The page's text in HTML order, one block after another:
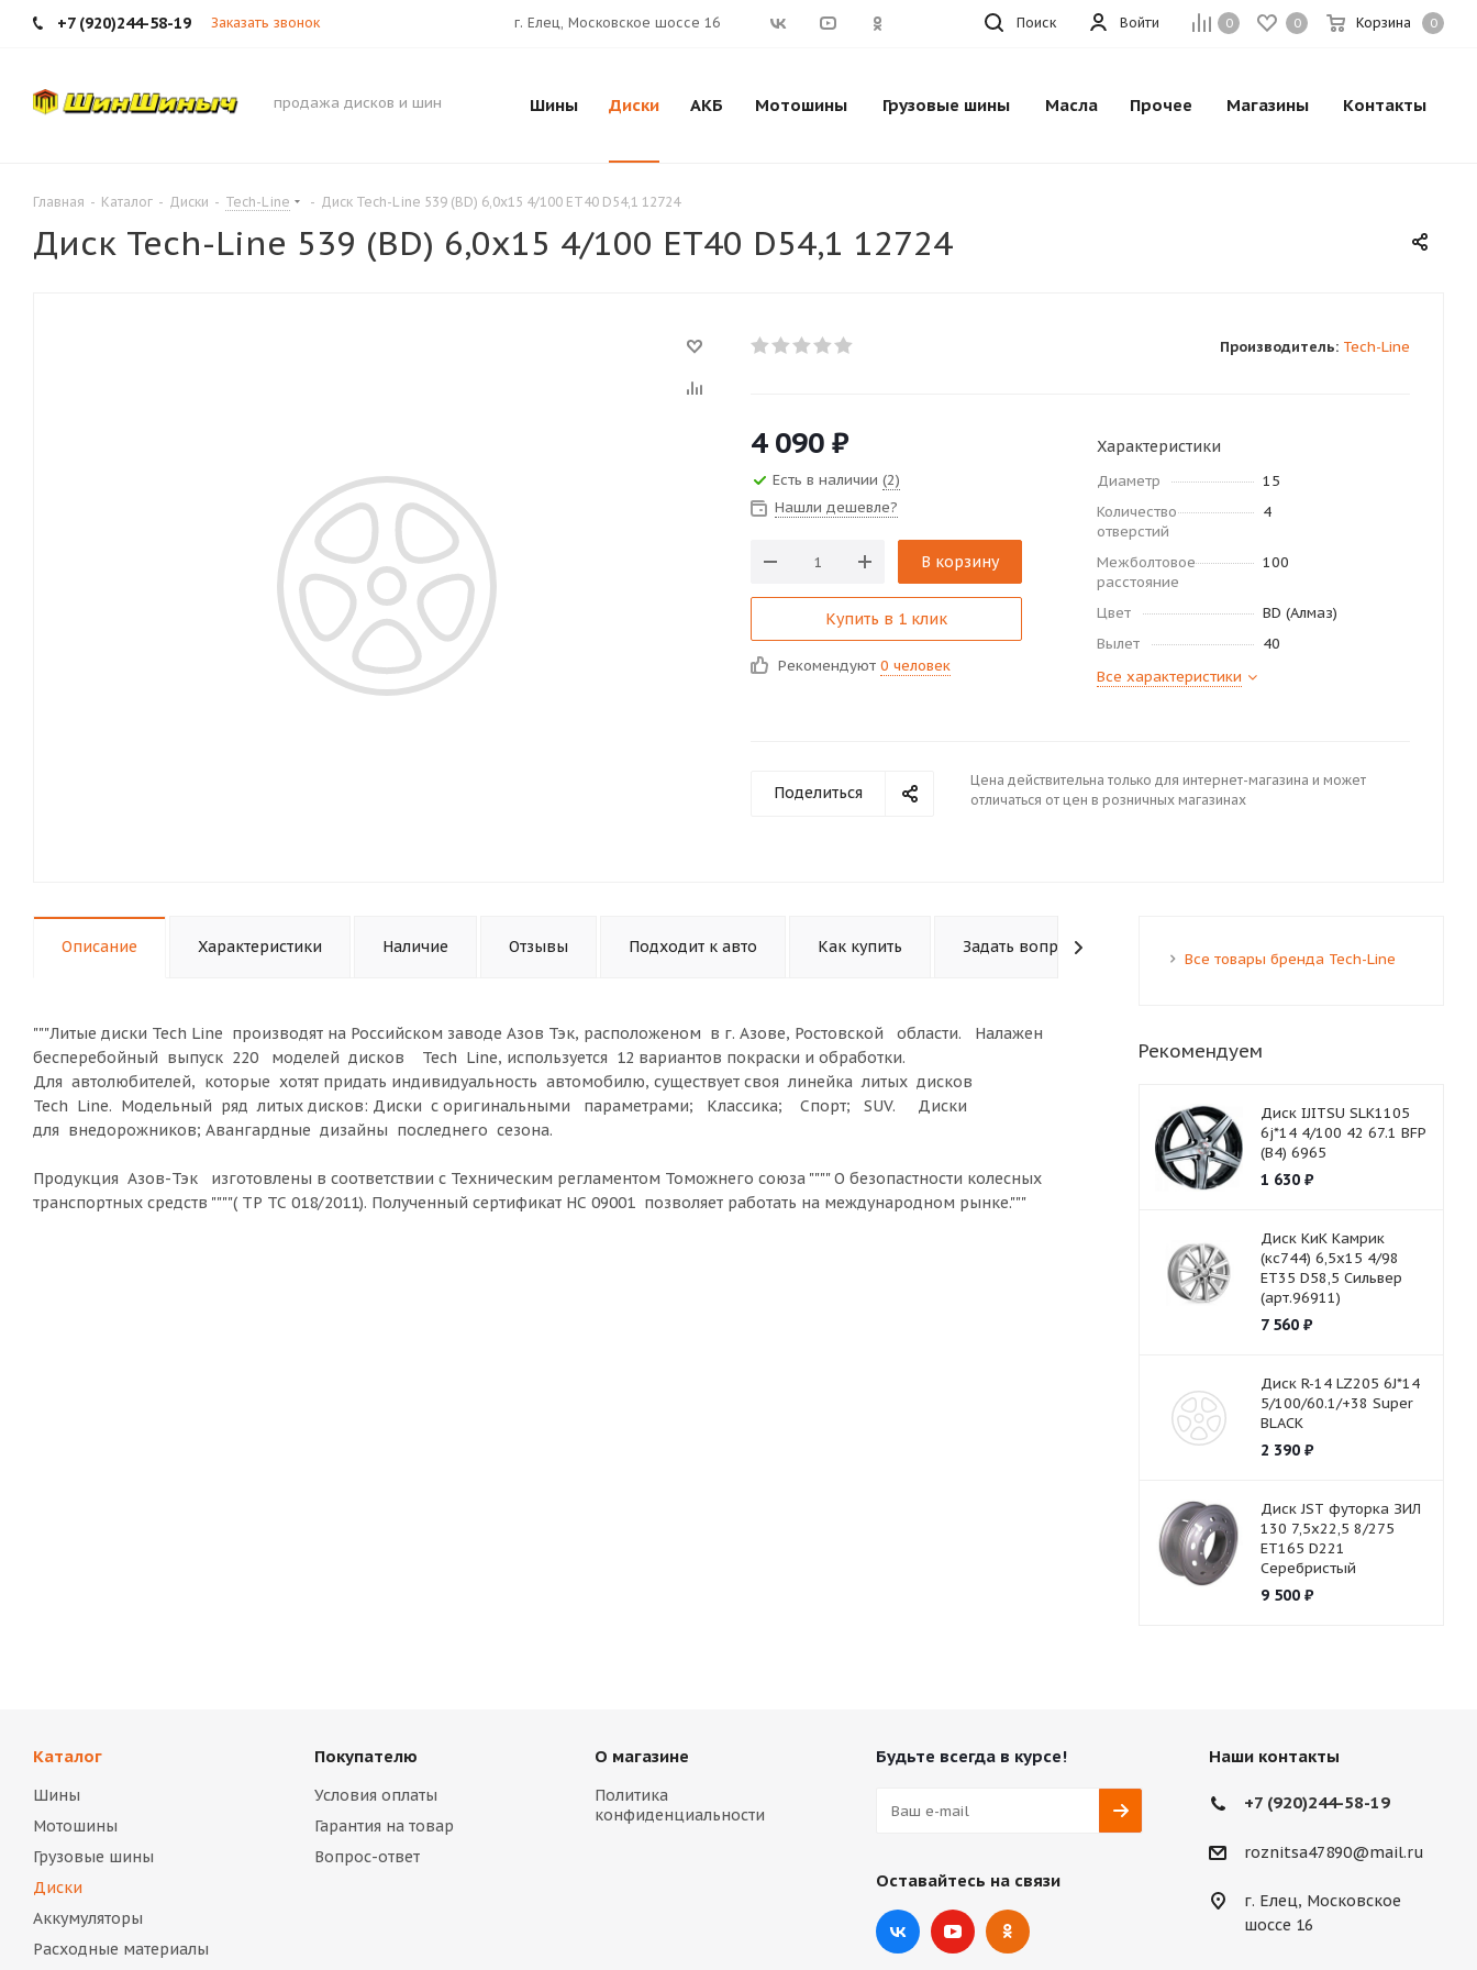
+7 (920)244-58-19 Заказать звонок 0 0 Корзина 0
Войти
г. Елец, Московское шоссе 16 Поиск
продажа дисков и шин Шины Диски АКБ Мотошины Грузовые шины Масла Прочее Магазины Контакты
Главная - Каталог - Диски - Tech-Line - Диск Tech-Line 539 (BD) 6,0x15 4/100 ET40 D54,1 12724
Диск Tech-Line 539 (BD) 6,0x15 4/100 ET40 D54,1 12724
Производитель: Tech-Line
4 090 ₽
Есть в наличии (2)
Нашли дешевле?
В корзину
Купить в 1 клик
Рекомендуют 0 человек
Характеристики
Диаметр
15
Количество
отверстий
4
Межболтовое
расстояние
100
Цвет
BD (Алмаз)
Вылет
40
Все характеристики
Поделиться
Цена действительна только для интернет-магазина и может
отличаться от цен в розничных магазинах
Описание Характеристики Наличие Отзывы Подходит к авто Как купить Задать вопрос
"""Литые диски Tech Line производят на Российском заводе Азов Тэк, расположеном в г. Азове, Ростовской области. Налажен
бесперебойный выпуск 220 моделей дисков Tech Line, используется 12 вариантов покраски и обработки.
Для автолюбителей, которые хотят придать индивидуальность автомобилю, существует своя линейка литых дисков
Tech Line. Модельный ряд литых дисков: Диски с оригинальными параметрами; Классика; Спорт; SUV. Диски
для внедорожников; Авангардные дизайны последнего сезона.
Продукция Азов-Тэк изготовлены в соответствии с Техническим регламентом Томожнего союза """" О безопастности колесных
транспортных средств """"( ТР ТС 018/2011). Полученный сертификат НС 09001 позволяет работать на международном рынке."""
Все товары бренда Tech-Line
Рекомендуем
Диск IJITSU SLK1105
6j*14 4/100 42 67.1 BFP
(B4) 6965
1 630₽
Диск КиК Камрик
(кс744) 6,5х15 4/98
ET35 D58,5 Сильвер
(арт.96911)
7 560₽
Диск R-14 LZ205 6J*14
5/100/60.1/+38 Super
BLACK
2 390₽
Диск JST футорка ЗИЛ
130 7,5х22,5 8/275
ET165 D221
Серебристый
9 500₽
Каталог
Шины
Мотошины
Грузовые шины
Диски
Аккумуляторы
Расходные материалы
Покупателю
Условия оплаты
Гарантия на товар
Вопрос-ответ
О магазине
Политика
конфиденциальности
Будьте всегда в курсе!
Оставайтесь на связи
Наши контакты
+7 (920)244-58-19
roznitsa47890@mail.ru
г. Елец, Московское
шоссе 16